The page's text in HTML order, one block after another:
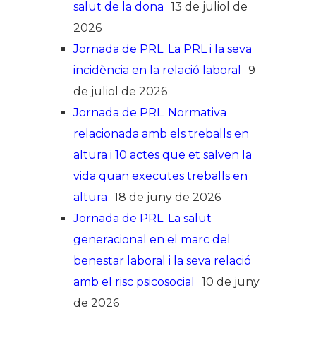
salut de la dona 13 de juliol de
2026
Jornada de PRL. La PRL i la seva
incidència en la relació laboral
9
de juliol de 2026
Jornada de PRL. Normativa
relacionada amb els treballs en
altura i 10 actes que et salven la
vida quan executes treballs en
altura 18 de juny de 2026
Jornada de PRL. La salut
generacional en el marc del
benestar laboral i la seva relació
amb el risc psicosocial
10 de juny
de 2026